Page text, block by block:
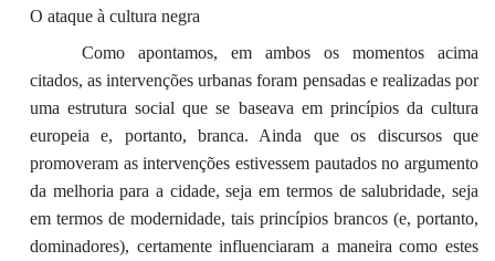
O ataque à cultura negra
Como apontamos, em ambos os momentos acima
citados, as intervenções urbanas foram pensadas e realizadas por
uma estrutura social que se baseava em princípios da cultura
europeia e, portanto, branca. Ainda que os discursos que
promoveram as intervenções estivessem pautados no argumento
da melhoria para a cidade, seja em termos de salubridade, seja
em termos de modernidade, tais princípios brancos (e, portanto,
dominadores), certamente influenciaram a maneira como estes